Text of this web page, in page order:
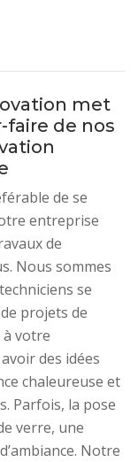
met
faire de nos
de se
entreprise
de
Nous sommes
se
projets de
votre
des idées
chaleureuse et
Parfois, la pose
verre, une
Notre